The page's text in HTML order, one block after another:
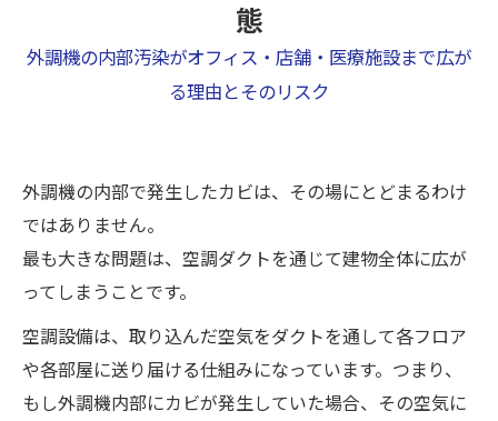
態
外調機の内部汚染がオフィス・店舗・医療施設まで広が
る理由とそのリスク
外調機の内部で発生したカビは、その場にとどまるわけ
ではありません。
最も大きな問題は、空調ダクトを通じて建物全体に広が
ってしまうことです。
空調設備は、取り込んだ空気をダクトを通して各フロア
や各部屋に送り届ける仕組みになっています。つまり、
もし外調機内部にカビが発生していた場合、その空気に